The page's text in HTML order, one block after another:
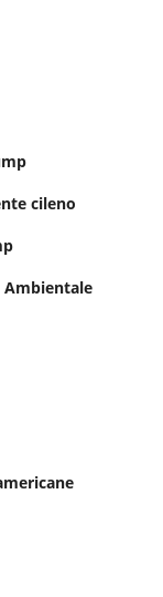
cileno
Ambientale